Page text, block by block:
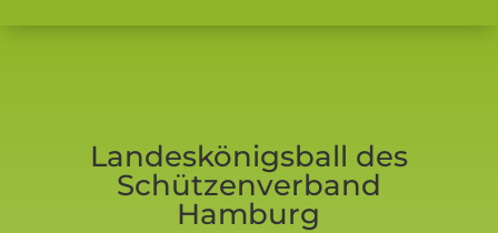
Landeskönigsball des
Schützenverband
Hamburg